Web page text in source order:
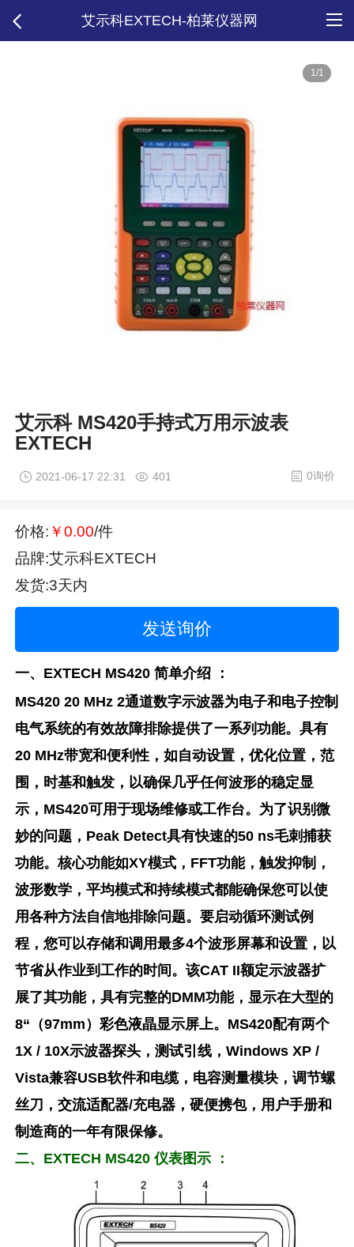
艾示科EXTECH-柏莱仪器网
1/1
艾示科 MS420手持式万用示波表
EXTECH
2021-06-17 22:31 401 0询价
价格: ￥0.00/件
品牌:艾示科EXTECH
发货:3天内
发送询价
一、EXTECH MS420 简单介绍 ：
MS420 20 MHz 2通道数字示波器为电子和电子控制
电气系统的有效故障排除提供了一系列功能。具有
20 MHz带宽和便利性，如自动设置，优化位置，范
围，时基和触发，以确保几乎任何波形的稳定显
示，MS420可用于现场维修或工作台。为了识别微
妙的问题，Peak Detect具有快速的50 ns毛刺捕获
功能。核心功能如XY模式，FFT功能，触发抑制，
波形数学，平均模式和持续模式都能确保您可以使
用各种方法自信地排除问题。要启动循环测试例
程，您可以存储和调用最多4个波形屏幕和设置，以
节省从作业到工作的时间。该CAT II额定示波器扩
展了其功能，具有完整的DMM功能，显示在大型的
8“（97mm）彩色液晶显示屏上。MS420配有两个
1X / 10X示波器探头，测试引线，Windows XP /
Vista兼容USB软件和电缆，电容测量模块，调节螺
丝刀，交流适配器/充电器，硬便携包，用户手册和
制造商的一年有限保修。
二、EXTECH MS420 仪表图示 ：